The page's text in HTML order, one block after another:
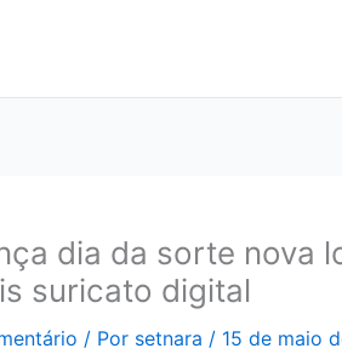
dia da sorte nova
suricato digital
/ Por setnara / 15 de maio